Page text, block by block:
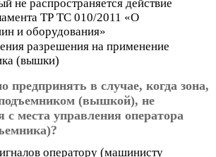
не распространяется действие
ТР ТС 010/2011 «О
и оборудования»
разрешения на применение
(вышки)
предпринять в случае, когда зона,
(вышкой), не
с места управления оператора
оператору (машинисту